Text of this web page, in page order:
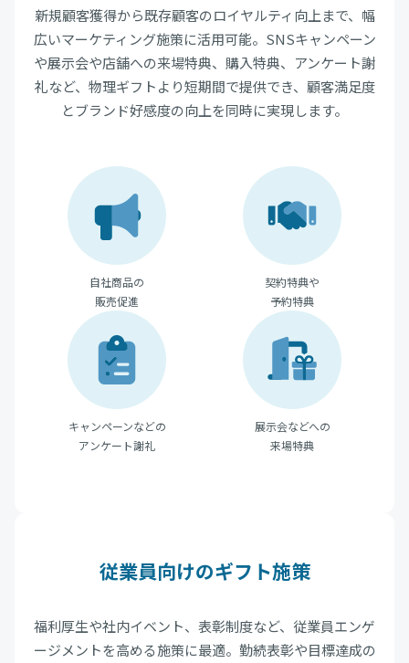
新規顧客獲得から既存顧客のロイヤルティ向上まで、幅
広いマーケティング施策に活用可能。SNSキャンペーン
や展示会や店舗への来場特典、購入特典、アンケート謝
礼など、物理ギフトより短期間で提供でき、顧客満足度
とブランド好感度の向上を同時に実現します。
自社商品の
販売促進
契約特典や
予約特典
キャンペーンなどの
アンケート謝礼
展示会などへの
来場特典
従業員向けのギフト施策
福利厚生や社内イベント、表彰制度など、従業員エンゲ
ージメントを高める施策に最適。勤続表彰や目標達成の